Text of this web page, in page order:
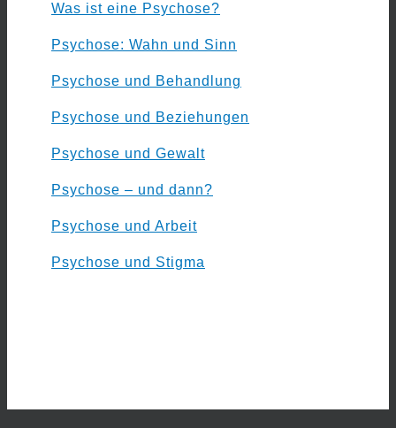
Was ist eine Psychose?
Psychose: Wahn und Sinn
Psychose und Behandlung
Psychose und Beziehungen
Psychose und Gewalt
Psychose – und dann?
Psychose und Arbeit
Psychose und Stigma